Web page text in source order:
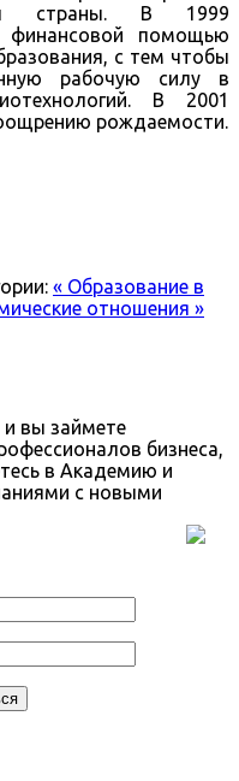
страны. В 1999
финансовой помощью
с тем чтобы
рабочую силу в
В 2001
рождаемости.
« Образование в
отношения »
и вы займете
бизнеса,
в Академию и
с новыми